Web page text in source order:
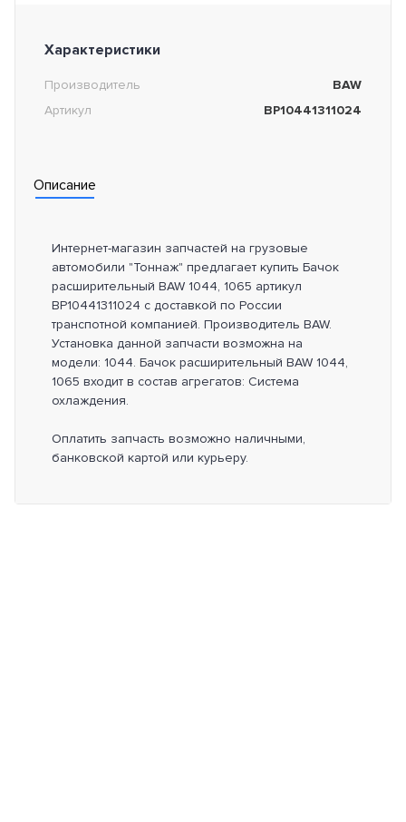
Характеристики
Производитель
BAW
Артикул
BP10441311024
Описание
Интернет-магазин запчастей на грузовые
автомобили "Тоннаж" предлагает купить Бачок
расширительный BAW 1044, 1065 артикул
BP10441311024 с доставкой по России
транспотной компанией. Производитель BAW.
Установка данной запчасти возможна на
модели: 1044. Бачок расширительный BAW 1044,
1065 входит в состав агрегатов: Система
охлаждения.
Оплатить запчасть возможно наличными,
банковской картой или курьеру.